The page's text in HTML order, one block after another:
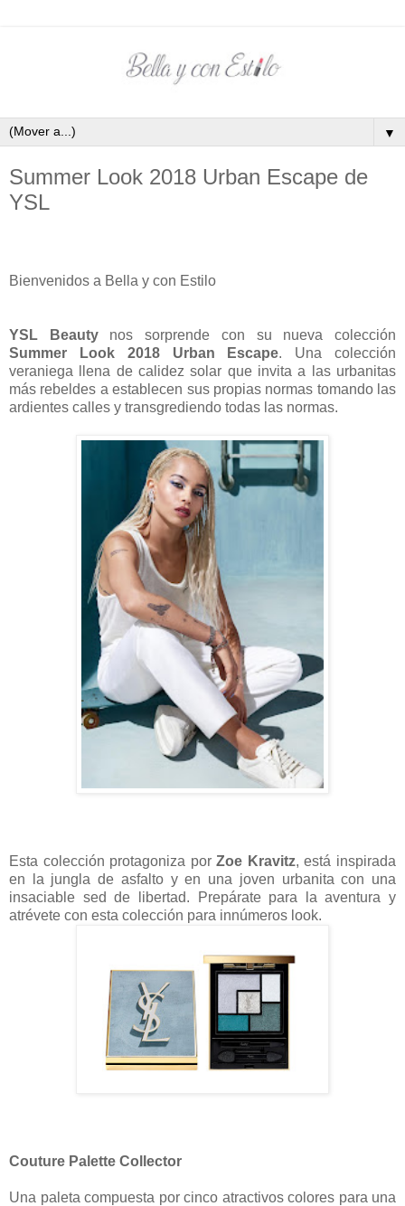
▼
Summer Look 2018 Urban Escape de
YSL
Bienvenidos a Bella y con Estilo
YSL Beautynos sorprende con su nueva colección
Summer Look 2018 Urban Escape. Una colección
veraniega llena de calidez solar que invita a las urbanitas
más rebeldes a establecen sus propias normas tomando las
ardientes calles y transgrediendo todas las normas.
Esta colección protagoniza porZoe Kravitz, está inspirada
en la jungla de asfalto y en una joven urbanita con una
insaciable sed de libertad. Prepárate para la aventura y
atrévete con esta colección para innúmeros look.
Couture Palette Collector
Una paleta compuesta por cinco atractivos colores para una